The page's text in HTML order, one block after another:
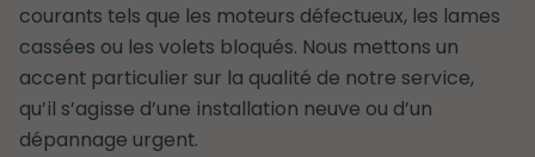
courants tels que les moteurs défectueux, les lames
cassées ou les volets bloqués. Nous mettons un
accent particulier sur la qualité de notre service,
qu’il s’agisse d’une installation neuve ou d’un
dépannage urgent.